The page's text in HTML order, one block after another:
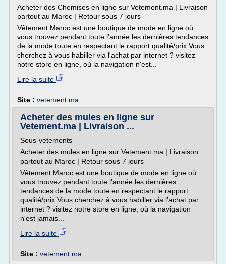
Acheter des Chemises en ligne sur Vetement.ma | Livraison
partout au Maroc | Retour sous 7 jours
Vêtement Maroc est une boutique de mode en ligne où
vous trouvez pendant toute l'année les dernières tendances
de la mode toute en respectant le rapport qualité/prix.Vous
cherchez à vous habiller via l'achat par internet ? visitez
notre store en ligne, où la navigation n'est...
Lire la suite
Site : vetement.ma
Acheter des mules en ligne sur
Vetement.ma | Livraison ...
Sous-vetements
Acheter des mules en ligne sur Vetement.ma | Livraison
partout au Maroc | Retour sous 7 jours
Vêtement Maroc est une boutique de mode en ligne où
vous trouvez pendant toute l'année les dernières
tendances de la mode toute en respectant le rapport
qualité/prix.Vous cherchez à vous habiller via l'achat par
internet ? visitez notre store en ligne, où la navigation
n'est jamais...
Lire la suite
Site : vetement.ma